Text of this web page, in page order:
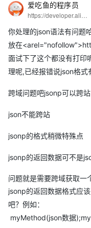
	console.info("asdfasdf");
	var json=JSON5.parse(data);
	var markup = "<li><b>${city_en}</b> (${date_y})</li>";
	jQuery.template( "tt1", markup );
	jQuery.tmpl( "tt1", weather ).appendTo( "#target2" );
}
如果我把json弄到本地做
{
    "weatherinfo": {
"city": "北京
爱吃鱼的程序员
你处理的json语法有问题
放在
面试下了这个都没有打
理呢,已经报错说json格式
跨域问题吧jsonp可以跨站
json不能跨站
jsonp的格式稍微特殊点
jsonp的返回数据可不是
问题就是需要跨域获取一
jsonp的返回数据格式应
吧？例如：
myMethod(json数据